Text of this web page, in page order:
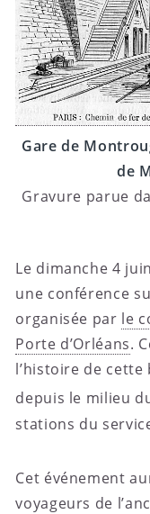
Gare de
de
Gravure parue
Le dimanche 4
une conférence
organisée par le
Porte d’Orléans.
l’histoire de
depuis le milieu
stations du
Cet événement
voyageurs de